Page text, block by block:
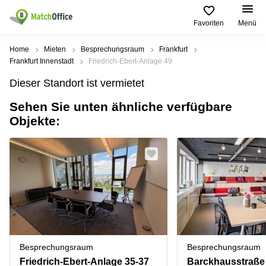
Favoriten Menü
Mieten / Vermieten
Produktseiten
Büro
mieten
center
Coworking
Seminarraum
Virtuelles
Büro
Beliebte
Städte
Büro
mieten
Geschäftsadresse
Hamburg
Geschäftsadresse
mieten
Düsseldorf
Geschäftsadresse
Stuttgart
Büro
Beliebte
Suchanfragen
Regus
Dortmund
Ruhrallee
9
Dortmund
Office Club
Ballindamm
3
Rahel-
Hirsch-
Straße
Hilfe
Über uns
Büro vermieten
Log-in
Home Mieten Besprechungsraum
Frankfurt
Frankfurt Innenstadt
Friedrich-Ebert-Anlage 49
Dieser Standort ist vermietet
Sehen Sie unten ähnliche verfügbare
Objekte:
Besprechungsraum
Friedrich-Ebert-Anlage 35-37
Besprechungsraum
Barckhausstraße